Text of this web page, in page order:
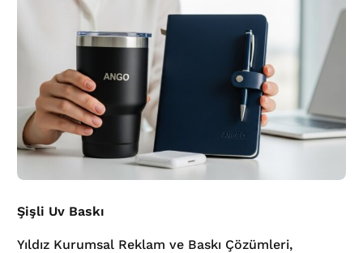
Şişli Uv Baskı
Yıldız Kurumsal Reklam ve Baskı Çözümleri,